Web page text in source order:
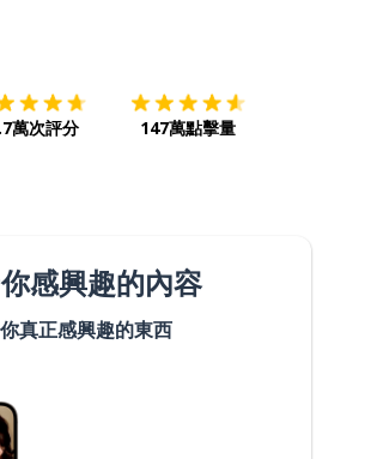
萬次評分 147萬點擊量
感興趣的內容
真正感興趣的東西